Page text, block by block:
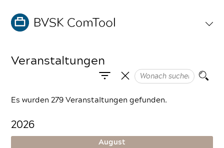
Veranstaltungen
Es wurden 279 Veranstaltungen gefunden.
2026
August